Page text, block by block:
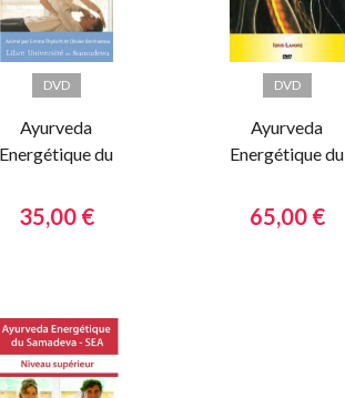
DVD
Ayurveda
Energétique du
de
méthode - Les
35,00 €
DVD
Ayurveda
Energétique du
Module 1
65,00 €